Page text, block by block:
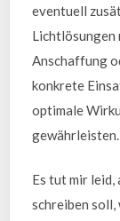
eventuell
Anschaffung
konkrete
optimale
gewährleisten.
Es tut mir leid,
schreiben